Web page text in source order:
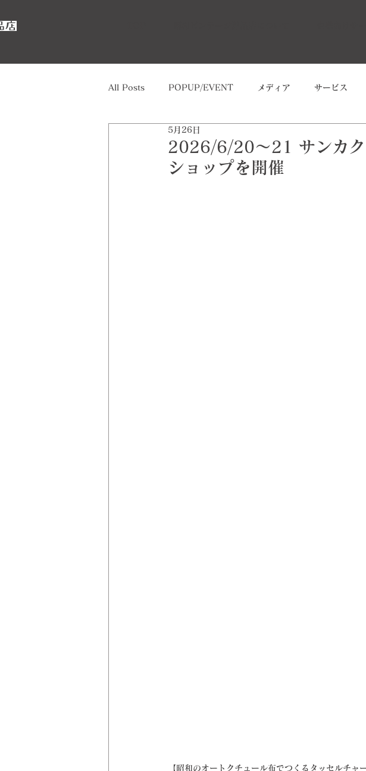
All Posts POPUP/EVENT メディア サービス
2026/6/20〜21 サンカ
ショップを開催
5月26日
【昭和のオートクチュール布でつくるタッセルチャ